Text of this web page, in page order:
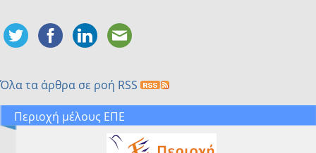
Όλα τα άρθρα σε ροή RSS
Περιοχή μέλους ΕΠΕ